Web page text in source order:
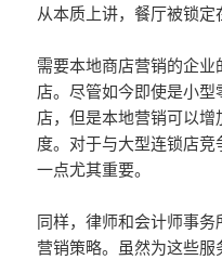
从本质上讲，餐厅被锁定
需要本地商店营销的企
店。尽管如今即使是小
店，但是本地营销可以
度。对于与大型连锁店
一点尤其重要。
同样，律师和会计师事
营销策略。虽然为这些